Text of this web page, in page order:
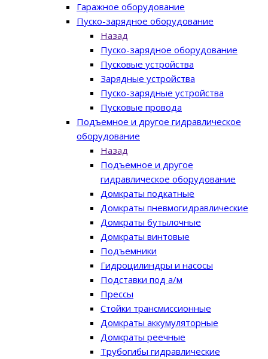
Гаражное оборудование
Пуско-зарядное оборудование
Назад
Пуско-зарядное оборудование
Пусковые устройства
Зарядные устройства
Пуско-зарядные устройства
Пусковые провода
Подъемное и другое гидравлическое
оборудование
Назад
Подъемное и другое
гидравлическое оборудование
Домкраты подкатные
Домкраты пневмогидравлические
Домкраты бутылочные
Домкраты винтовые
Подъемники
Гидроцилиндры и насосы
Подставки под а/м
Прессы
Стойки трансмиссионные
Домкраты аккумуляторные
Домкраты реечные
Трубогибы гидравлические